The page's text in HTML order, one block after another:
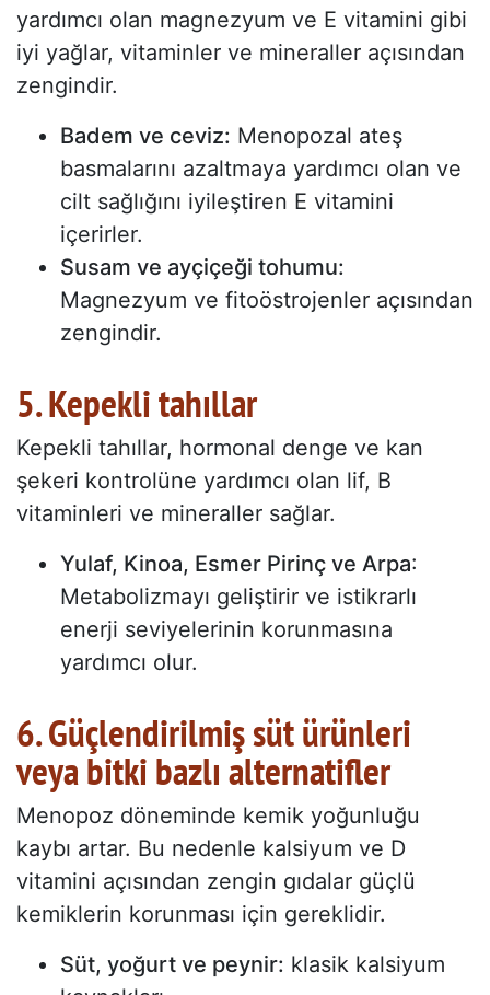
yardımcı olan magnezyum ve E vitamini gibi
iyi yağlar, vitaminler ve mineraller açısından
zengindir.
Badem ve ceviz: Menopozal ateş
basmalarını azaltmaya yardımcı olan ve
cilt sağlığını iyileştiren E vitamini
içerirler.
Susam ve ayçiçeği tohumu:
Magnezyum ve fitoöstrojenler açısından
zengindir.
5. Kepekli tahıllar
Kepekli tahıllar, hormonal denge ve kan
şekeri kontrolüne yardımcı olan lif, B
vitaminleri ve mineraller sağlar.
Yulaf, Kinoa, Esmer Pirinç ve Arpa:
Metabolizmayı geliştirir ve istikrarlı
enerji seviyelerinin korunmasına
yardımcı olur.
6. Güçlendirilmiş süt ürünleri
veya bitki bazlı alternatifler
Menopoz döneminde kemik yoğunluğu
kaybı artar. Bu nedenle kalsiyum ve D
vitamini açısından zengin gıdalar güçlü
kemiklerin korunması için gereklidir.
Süt, yoğurt ve peynir: klasik kalsiyum